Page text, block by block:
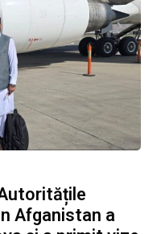
Afganistan a